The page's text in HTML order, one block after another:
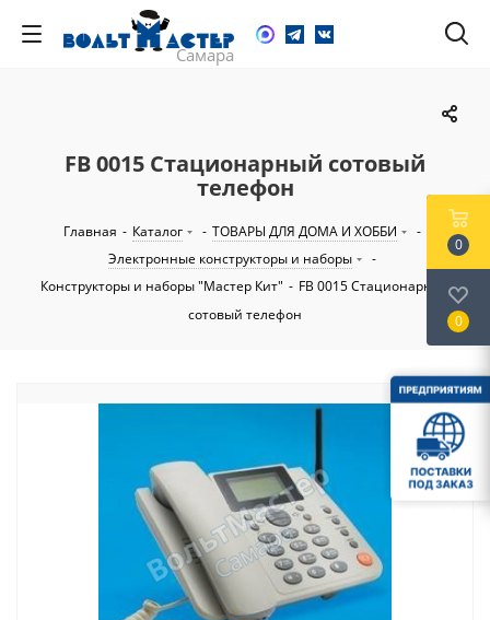
FB 0015 Стационарный сотовый
телефон
Главная - Каталог - ТОВАРЫ ДЛЯ ДОМА И ХОББИ
-
Электронные конструкторы и наборы
-
Конструкторы и наборы "Мастер Кит" - FB 0015 Стационарный
сотовый телефон
0
0